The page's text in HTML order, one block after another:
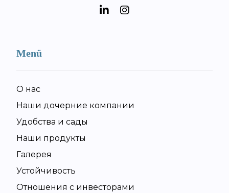
Menü
О нас
Наши дочерние компании
Удобства и сады
Наши продукты
Галерея
Устойчивость
Отношения с инвесторами